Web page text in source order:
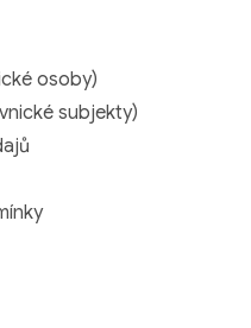
osoby)
subjekty)